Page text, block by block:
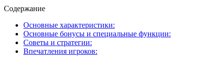
Содержание
Основные характеристики:
Основные бонусы и специальные функции:
Советы и стратегии:
Впечатления игроков: